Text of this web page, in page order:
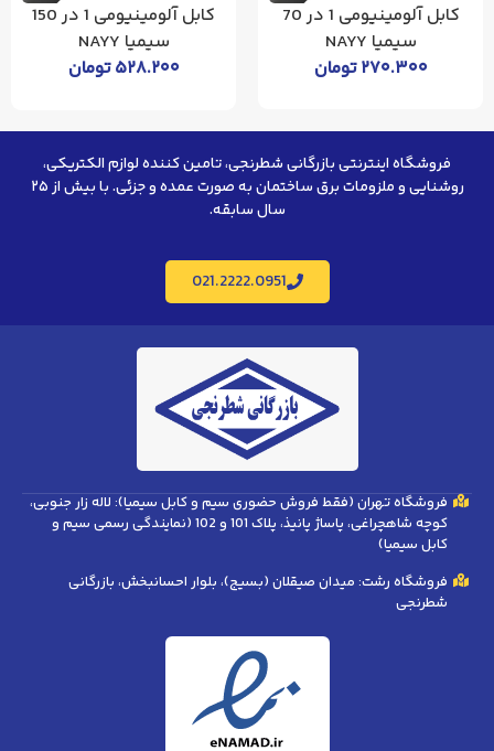
کابل آلومینیومی 1 در 70
سیمیا NAYY
۲۷۰.۳۰۰تومان
کابل آلومینیومی 1 در 150
سیمیا NAYY
۵۲۸.۲۰۰تومان
فروشگاه اینترنتی بازرگانی شطرنجی، تامین کننده لوازم الکتریکی،
روشنایی و ملزومات برق ساختمان به صورت عمده و جزئی. با بیش از ۲۵
سال سابقه.
021.2222.0951
فروشگاه تهران (فقط فروش حضوری سیم و کابل سیمیا): لاله زار جنوبی،
کوچه شاهچراغی، پاساژ پانیذ، پلاک 101 و 102 (نمایندگی رسمی سیم و
کابل سیمیا)
فروشگاه رشت: میدان صیقلان (بسیج)، بلوار احسانبخش، بازرگانی
شطرنجی